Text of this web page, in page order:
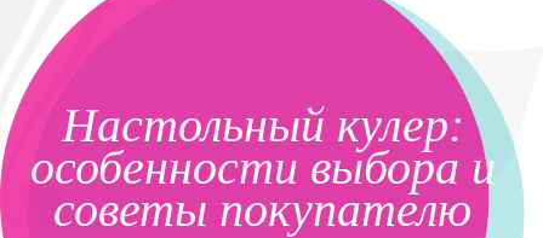
Настольный кулер:
особенности выбора и
советы покупателю